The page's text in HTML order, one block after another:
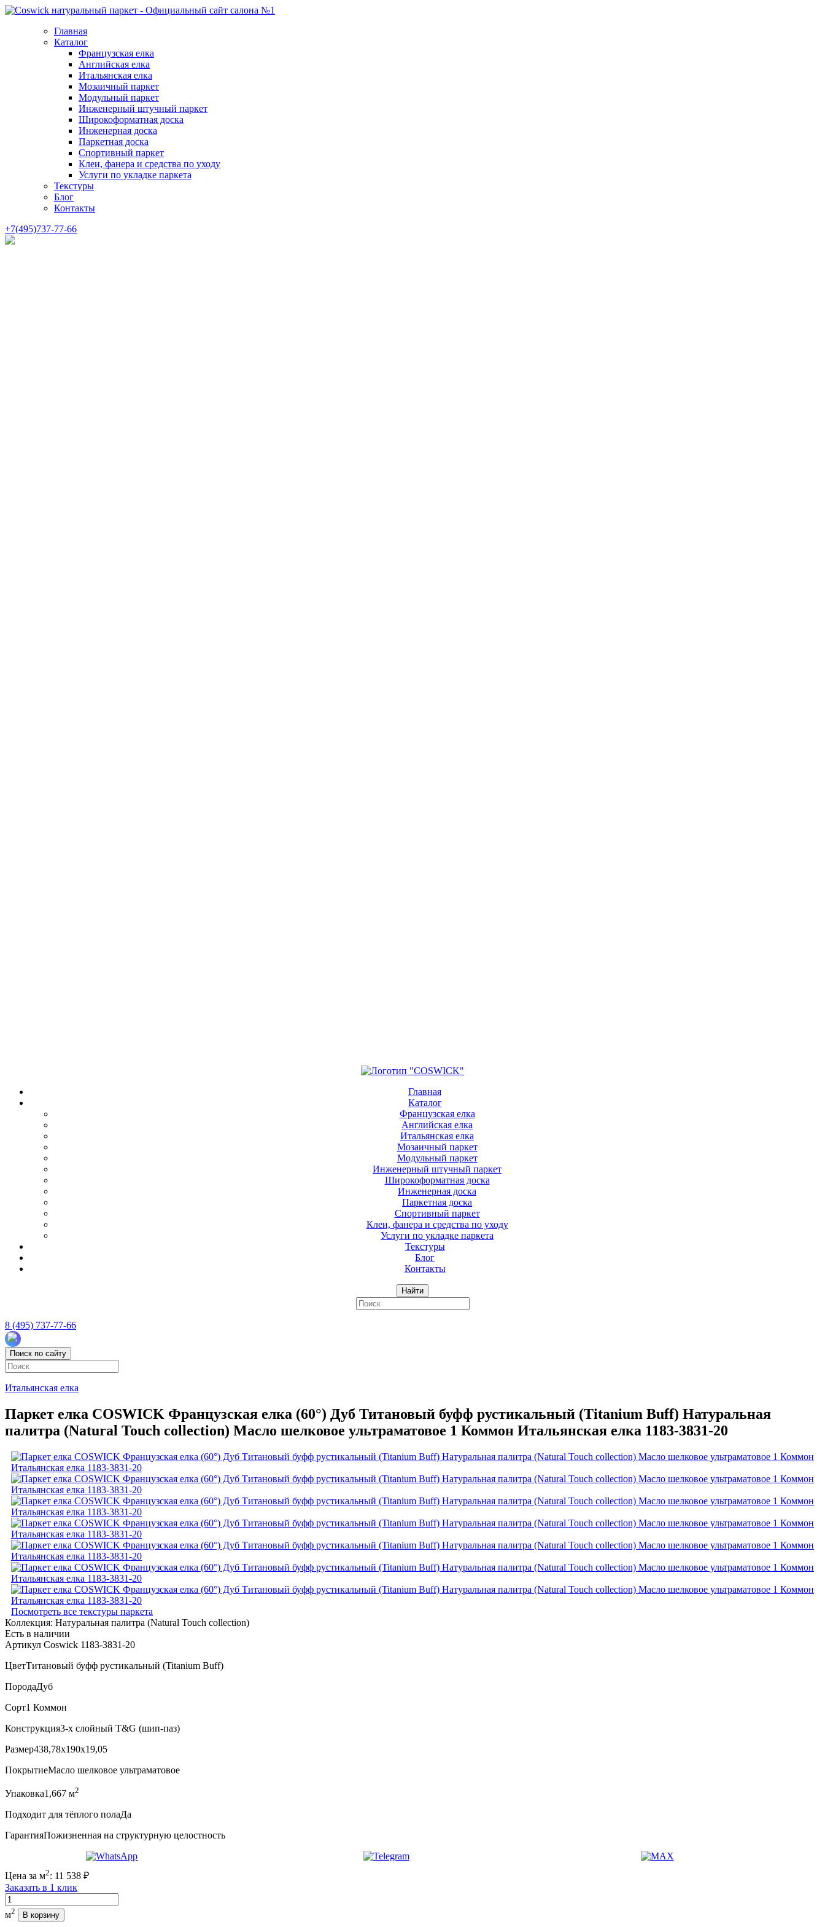
Главная
Каталог
Французская елка
Английская елка
Итальянская елка
Мозаичный паркет
Модульный паркет
Инженерный штучный паркет
Широкоформатная доска
Инженерная доска
Паркетная доска
Спортивный паркет
Клеи, фанера и средства по уходу
Услуги по укладке паркета
Текстуры
Блог
Контакты
+7(495)737-77-66
Главная
Каталог
Французская елка
Английская елка
Итальянская елка
Мозаичный паркет
Модульный паркет
Инженерный штучный паркет
Широкоформатная доска
Инженерная доска
Паркетная доска
Спортивный паркет
Клеи, фанера и средства по уходу
Услуги по укладке паркета
Текстуры
Блог
Контакты
Найти
8 (495) 737-77-66
Поиск по сайту
Итальянская елка
Паркет елка COSWICK Французская елка (60°) Дуб Титановый буфф рустикальный (Titanium Buff) Натуральная
палитра (Natural Touch collection) Масло шелковое ультраматовое 1 Коммон Итальянская елка 1183-3831-20
Посмотреть все текстуры паркета
Коллекция: Натуральная палитра (Natural Touch collection)
Есть в наличии
Артикул Coswick 1183-3831-20
ЦветТитановый буфф рустикальный (Titanium Buff)
ПородаДуб
Сорт1 Коммон
Конструкция3-х слойный T&G (шип-паз)
Размер438,78x190x19,05
ПокрытиеМасло шелковое ультраматовое
Упаковка1,667 м2
Подходит для тёплого полаДа
ГарантияПожизненная на структурную целостность
Цена за м2: 11 538 ₽
Заказать в 1 клик
Количество
м2 В корзину